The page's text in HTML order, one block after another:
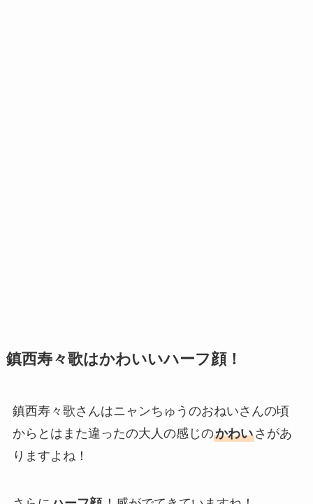
鎮西寿々歌はかわいいハーフ顔！
鎮西寿々歌さんはニャンちゅうのおねいさんの頃
からとはまた違ったの大人の感じのかわいさがあ
りますよね！